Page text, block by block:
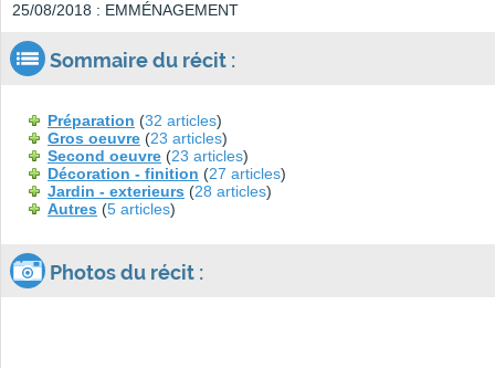
25/08/2018 : EMMÉNAGEMENT
Sommaire du récit :
Préparation (32 articles)
Gros oeuvre (23 articles)
Second oeuvre (23 articles)
Décoration - finition (27 articles)
Jardin - exterieurs (28 articles)
Autres (5 articles)
Photos du récit :